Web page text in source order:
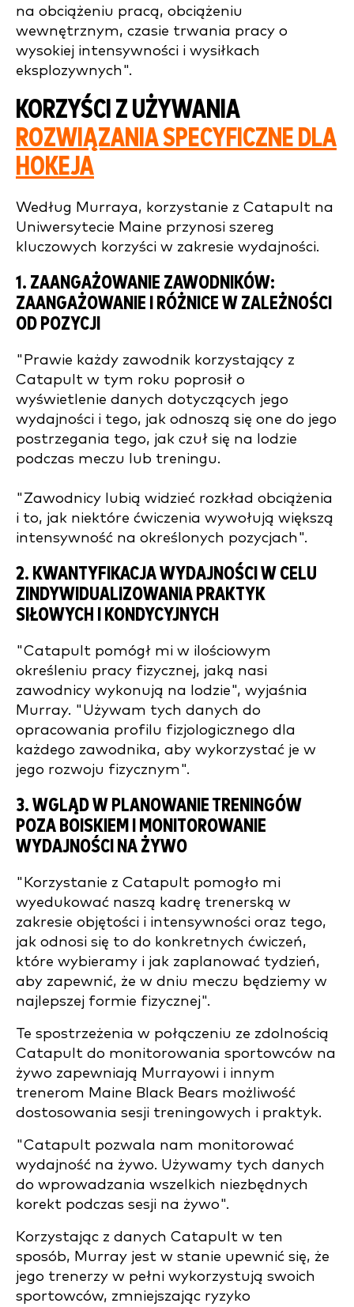
na obciążeniu pracą, obciążeniu
wewnętrznym, czasie trwania pracy o
wysokiej intensywności i wysiłkach
eksplozywnych".
KORZYŚCI Z UŻYWANIA
ROZWIĄZANIA SPECYFICZNE DLA
HOKEJA
Według Murraya, korzystanie z Catapult na
Uniwersytecie Maine przynosi szereg
kluczowych korzyści w zakresie wydajności.
1. ZAANGAŻOWANIE ZAWODNIKÓW:
ZAANGAŻOWANIE I RÓŻNICE W ZALEŻNOŚCI
OD POZYCJI
"Prawie każdy zawodnik korzystający z
Catapult w tym roku poprosił o
wyświetlenie danych dotyczących jego
wydajności i tego, jak odnoszą się one do jego
postrzegania tego, jak czuł się na lodzie
podczas meczu lub treningu.
"Zawodnicy lubią widzieć rozkład obciążenia
i to, jak niektóre ćwiczenia wywołują większą
intensywność na określonych pozycjach".
2. KWANTYFIKACJA WYDAJNOŚCI W CELU
ZINDYWIDUALIZOWANIA PRAKTYK
SIŁOWYCH I KONDYCYJNYCH
"Catapult pomógł mi w ilościowym
określeniu pracy fizycznej, jaką nasi
zawodnicy wykonują na lodzie", wyjaśnia
Murray. "Używam tych danych do
opracowania profilu fizjologicznego dla
każdego zawodnika, aby wykorzystać je w
jego rozwoju fizycznym".
3. WGLĄD W PLANOWANIE TRENINGÓW
POZA BOISKIEM I MONITOROWANIE
WYDAJNOŚCI NA ŻYWO
"Korzystanie z Catapult pomogło mi
wyedukować naszą kadrę trenerską w
zakresie objętości i intensywności oraz tego,
jak odnosi się to do konkretnych ćwiczeń,
które wybieramy i jak zaplanować tydzień,
aby zapewnić, że w dniu meczu będziemy w
najlepszej formie fizycznej".
Te spostrzeżenia w połączeniu ze zdolnością
Catapult do monitorowania sportowców na
żywo zapewniają Murrayowi i innym
trenerom Maine Black Bears możliwość
dostosowania sesji treningowych i praktyk.
"Catapult pozwala nam monitorować
wydajność na żywo. Używamy tych danych
do wprowadzania wszelkich niezbędnych
korekt podczas sesji na żywo".
Korzystając z danych Catapult w ten
sposób, Murray jest w stanie upewnić się, że
jego trenerzy w pełni wykorzystują swoich
sportowców, zmniejszając ryzyko